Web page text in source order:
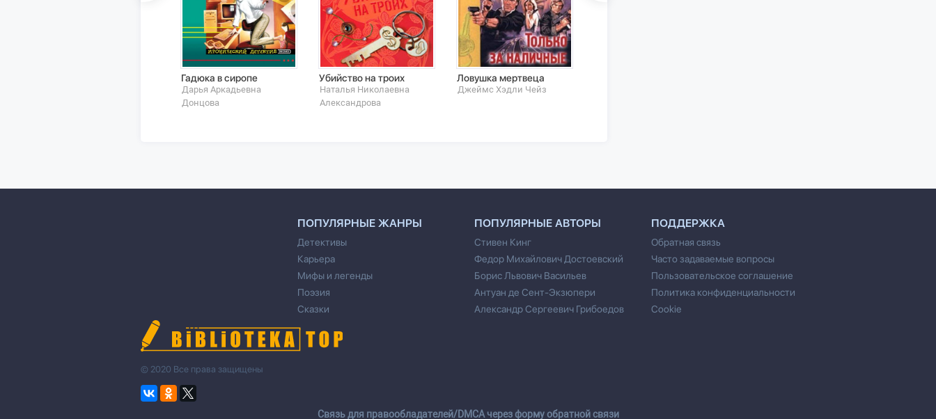
Гадюка в сиропе
Дарья Аркадьевна
Донцова
Убийство на троих
Наталья Николаевна
Александрова
Ловушка мертвеца
Джеймс Хэдли Чейз
ПОПУЛЯРНЫЕ ЖАНРЫ
Детективы
Карьера
Мифы и легенды
Поэзия
Сказки
ПОПУЛЯРНЫЕ АВТОРЫ
Стивен Кинг
Федор Михайлович Достоевский
Борис Львович Васильев
Антуан де Сент-Экзюпери
Александр Сергеевич Грибоедов
ПОДДЕРЖКА
Обратная связь
Часто задаваемые вопросы
Пользовательское соглашение
Политика конфиденциальности
Cookie
© 2020 Все права защищены
Cвязь для правообладателей/DMCA через форму обратной связи